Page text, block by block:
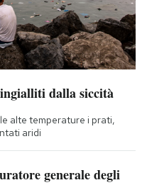
dalla siccità
alte temperature i prati,
aridi
generale degli